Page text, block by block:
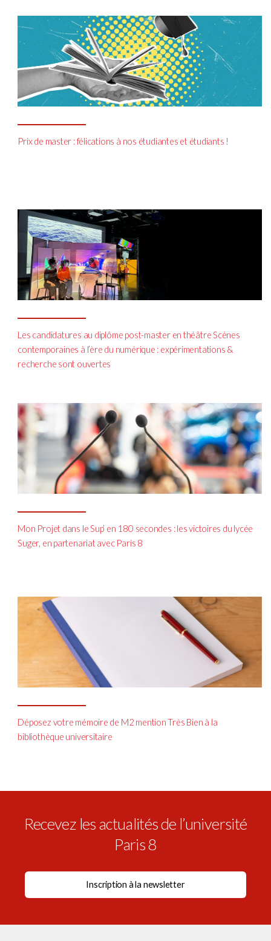
Prix de master : félications à nos étudiantes et étudiants !
Les candidatures au diplôme post-master en théâtre Scènes
contemporaines à l’ère du numérique : expérimentations &
recherche sont ouvertes
Mon Projet dans le Sup’ en 180 secondes : les victoires du lycée
Suger, en partenariat avec Paris 8
Déposez votre mémoire de M2 mention Très Bien à la
bibliothèque universitaire
Recevez les actualités de l’université
Paris 8